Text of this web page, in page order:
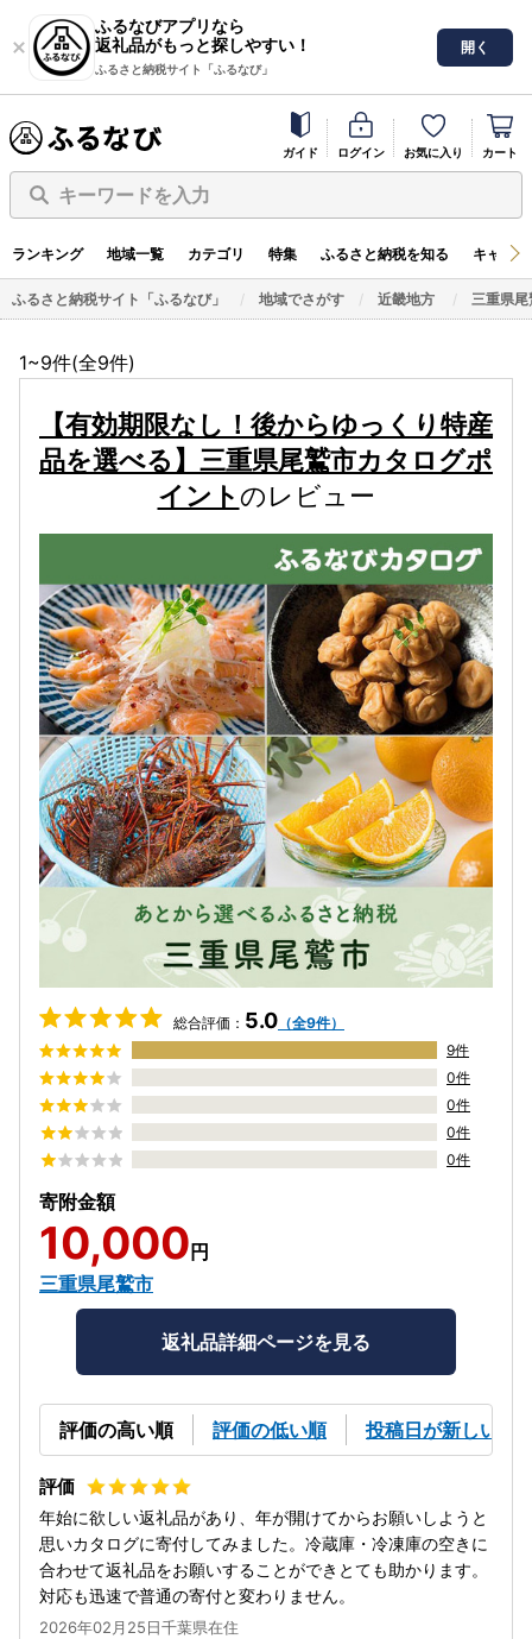
ふるなびアプリなら
返礼品がもっと探しやすい！
ふるさと納税サイト「ふるなび」
開く
ガイド ログイン お気に入り カート
キーワードを入力
ランキング 地域一覧 カテゴリ 特集 ふるさと納税を知る キャン
ふるさと納税サイト「ふるなび」 地域でさがす 近畿地方 三重県尾
1~9件(全9件)
【有効期限なし！後からゆっくり特産
品を選べる】三重県尾鷲市カタログポ
イントのレビュー
総合評価： 5.0 （全9件）
9件
0件
0件
0件
0件
寄附金額
10,000 円
三重県尾鷲市
返礼品詳細ページを見る
評価の高い順 評価の低い順 投稿日が新しい順
年始に欲しい返礼品があり、年が開けてからお願いしようと
思いカタログに寄付してみました。冷蔵庫・冷凍庫の空きに
合わせて返礼品をお願いすることができとても助かります。
対応も迅速で普通の寄付と変わりません。
2026年02月25日千葉県在住